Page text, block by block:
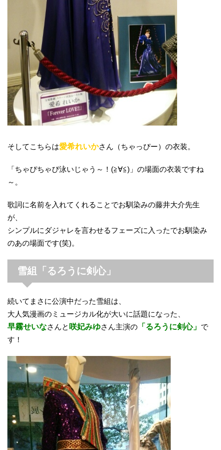
そしてこちらは愛希れいかさん（ちゃっぴー）の衣装。
「ちゃぴちゃぴ泳いじゃう～！(≧∀≦)」の場面の衣装ですね
～。
歌詞に名前を入れてくれることでお馴染みの藤井大介先生
が、
シンプルにダジャレを言わせるフェーズに入ったでお馴染み
のあの場面です(笑)。
雪組「るろうに剣心」
続いてまさに公演中だった雪組は、
大人気漫画のミュージカル化が大いに話題になった、
早霧せいなさんと 咲妃みゆさん主演の 「るろうに剣心」 で
す！